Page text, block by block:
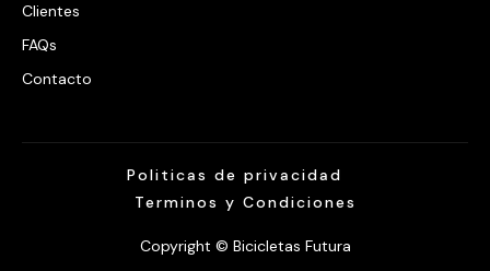
Clientes
FAQs
Contacto
Copyright © Bicicletas Futura
Politicas de privacidad
Terminos y Condiciones